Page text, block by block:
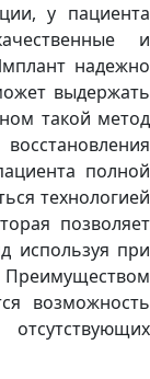
у пациента
и
надежно
выдержать
такой метод
полной
технологией
позволяет
используя при
возможность